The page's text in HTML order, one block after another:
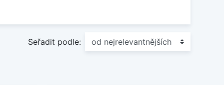
další údržbu, prodlužuje životnost
Seřadit podle: